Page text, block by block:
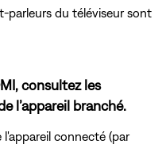
parleurs du téléviseur sont
consultez les
l’appareil branché.
connecté (par